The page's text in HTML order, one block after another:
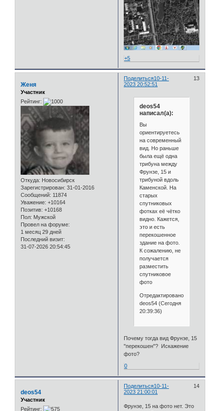
+5
Поделиться 13
10-11-
2023 20:52:51
Женя
Участник
Рейтинг:
Откуда: Новосибирск
Зарегистрирован: 31-01-2016
Сообщений: 11874
Уважение: +10164
Позитив: +10168
Пол: Мужской
Провел на форуме:
1 месяц 29 дней
Последний визит:
31-07-2026 20:54:45
deos54
написал(а):
Вы
ориентируетесь
на современный
вид. Но раньше
была ещё одна
трибуна между
Фрунзе, 15 и
трибуной вдоль
Каменской. На
старых
спутниковых
фотках её чётко
видно. Кажется,
это и есть
перекошенное
здание на фото.
К сожалению, не
получается
разместить
спутниковое
фото
Отредактировано
deos54 (Сегодня
20:39:36)
Почему тогда вид Фрунзе, 15
"перекошен"? Искажение
фото?
0
Поделиться 14
10-11-
2023 21:00:01
deos54
Участник
Рейтинг:
Фрунзе, 15 на фото нет. Это